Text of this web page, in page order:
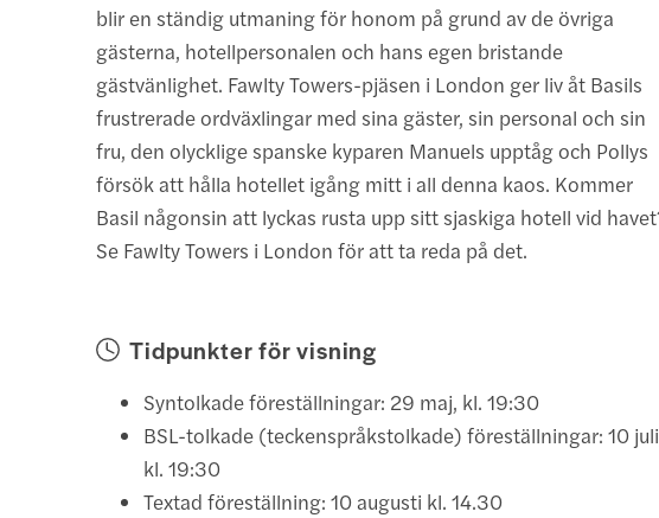
blir en ständig utmaning för honom på grund av de övriga
gästerna, hotellpersonalen och hans egen bristande
gästvänlighet. Fawlty Towers-pjäsen i London ger liv åt Basils
frustrerade ordväxlingar med sina gäster, sin personal och sin
fru, den olycklige spanske kyparen Manuels upptåg och Pollys
försök att hålla hotellet igång mitt i all denna kaos. Kommer
Basil någonsin att lyckas rusta upp sitt sjaskiga hotell vid
Se Fawlty Towers i London för att ta reda på det.
Tidpunkter för visning
Syntolkade föreställningar: 29 maj, kl. 19:30
BSL-tolkade (teckenspråkstolkade) föreställningar: 10
kl. 19:30
Textad föreställning: 10 augusti kl. 14.30